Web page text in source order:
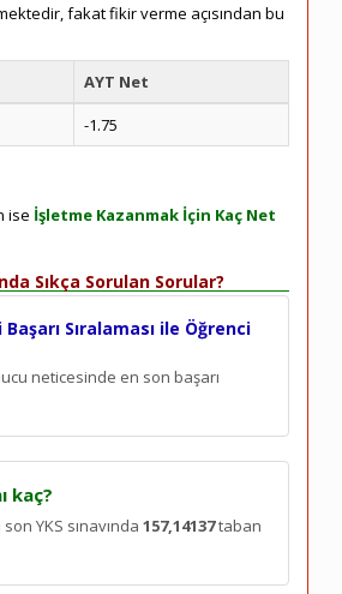
fakat fikir verme açısından bu
AYT Net
-1.75
ise İşletme Kazanmak İçin Kaç Net
Sıkça Sorulan Sorular?
Sıralaması ile Öğrenci
neticesinde en son başarı
kaç?
YKS sınavında 157,14137taban